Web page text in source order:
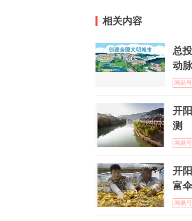
相关内容
总
动
网易号
开
测
网易号
开
富
网易号